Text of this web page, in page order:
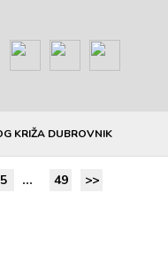
KRIŽA DUBROVNIK
5 ... 49 >>